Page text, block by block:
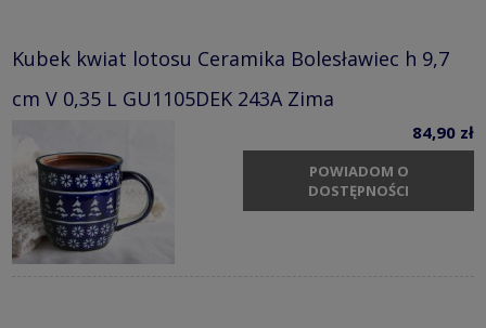
Kubek kwiat lotosu Ceramika Bolesławiec h 9,7
cm V 0,35 L GU1105DEK 243A Zima
84,90 zł
POWIADOM O
DOSTĘPNOŚCI